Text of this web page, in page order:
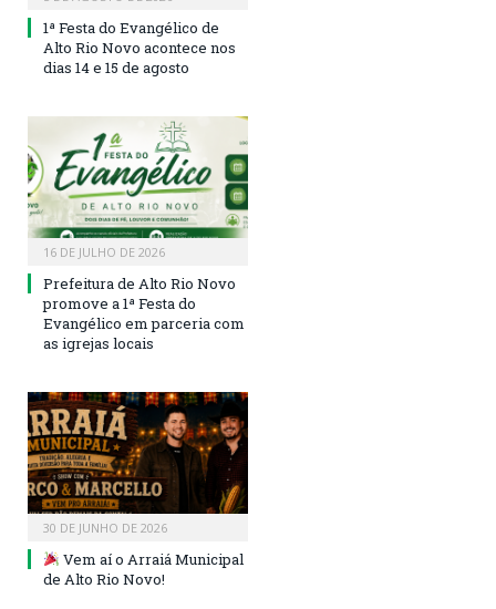
1ª Festa do Evangélico de
Alto Rio Novo acontece nos
dias 14 e 15 de agosto
16 DE JULHO DE 2026
Prefeitura de Alto Rio Novo
promove a 1ª Festa do
Evangélico em parceria com
as igrejas locais
30 DE JUNHO DE 2026
Vem aí o Arraiá Municipal
de Alto Rio Novo!